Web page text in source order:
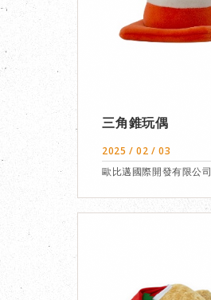
三角錐玩偶
2025 / 02 / 03
歐比邁國際開發有限公司